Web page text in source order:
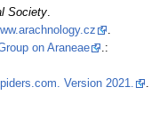
Society.
.
on Araneae
.:
Version 2021.